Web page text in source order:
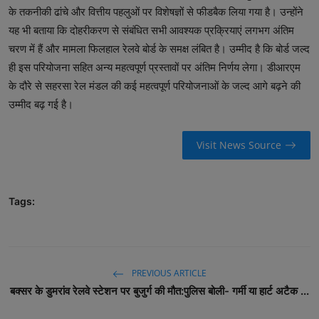
के तकनीकी ढांचे और वित्तीय पहलुओं पर विशेषज्ञों से फीडबैक लिया गया है। उन्होंने
यह भी बताया कि दोहरीकरण से संबंधित सभी आवश्यक प्रक्रियाएं लगभग अंतिम
चरण में हैं और मामला फिलहाल रेलवे बोर्ड के समक्ष लंबित है। उम्मीद है कि बोर्ड जल्द
ही इस परियोजना सहित अन्य महत्वपूर्ण प्रस्तावों पर अंतिम निर्णय लेगा। डीआरएम
के दौरे से सहरसा रेल मंडल की कई महत्वपूर्ण परियोजनाओं के जल्द आगे बढ़ने की
उम्मीद बढ़ गई है।
Visit News Source
Tags:
PREVIOUS ARTICLE
बक्सर के डुमरांव रेलवे स्टेशन पर बुजुर्ग की मौत:पुलिस बोली- गर्मी या हार्ट अटैक ...